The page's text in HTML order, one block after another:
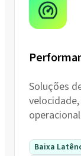
Soluções
Baixa